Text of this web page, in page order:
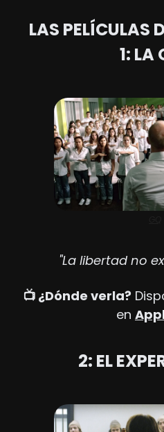
LAS PELÍCULAS
1: LA
"La libertad no
📺 ¿Dónde verla?
en
2: EL